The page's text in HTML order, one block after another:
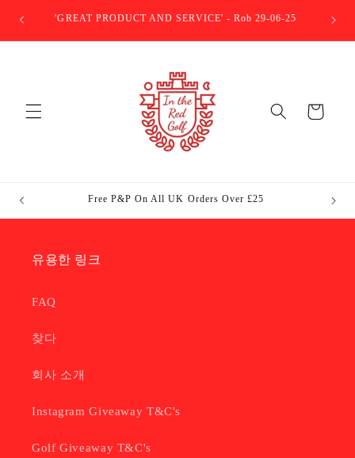
로 건너'GREAT PRODUCT AND SERVICE' - Rob 29-06-25
트
Free P&P On All UK Orders Over £25 In The
유용한 링크
FAQ
찾다
회사 소개
Instagram Giveaway T&C's
Golf Giveaway T&C's